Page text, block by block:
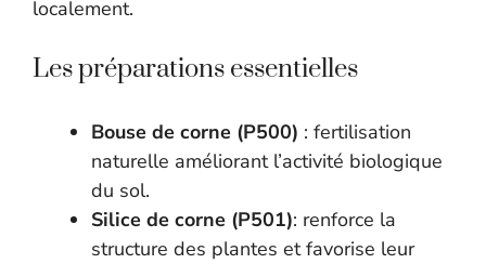
localement.
Les préparations essentielles
Bouse de corne (P500) : fertilisation
naturelle améliorant l’activité biologique
du sol.
Silice de corne (P501): renforce la
structure des plantes et favorise leur